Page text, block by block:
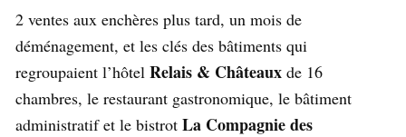
2 ventes aux enchères plus tard, un mois de
déménagement, et les clés des bâtiments qui
regroupaient l’hôtel Relais & Châteaux de 16
chambres, le restaurant gastronomique, le bâtiment
administratif et le bistrot La Compagnie des